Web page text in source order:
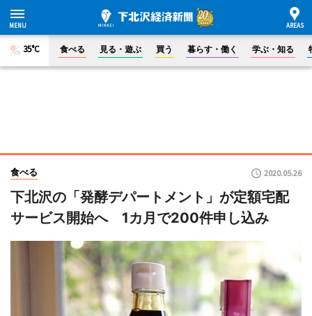
35°C 食べる 見る・遊ぶ 買う 暮らす・働く 学ぶ・知る
食べる 2020.05.26
下北沢の「発酵デパートメント」が定額宅配
サービス開始へ 1カ月で200件申し込み